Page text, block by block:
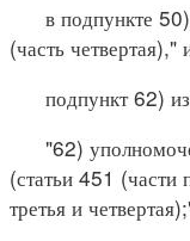
в подпункте 50)
(часть четвертая),"
подпункт 62)
"62)
(статьи 451 (части
третья и